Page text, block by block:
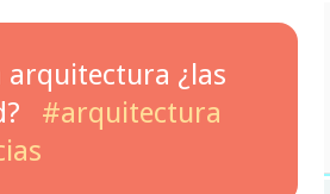
arquitectura ¿las
#arquitectura